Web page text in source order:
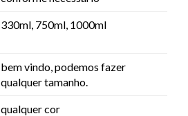
330ml, 750ml, 1000ml
bem vindo, podemos fazer
qualquer tamanho.
qualquer cor